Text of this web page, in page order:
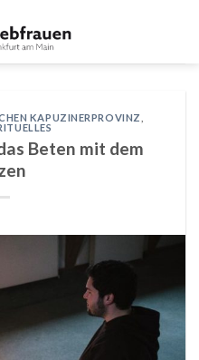
KAPUZINERPROVINZ
Beten mit dem